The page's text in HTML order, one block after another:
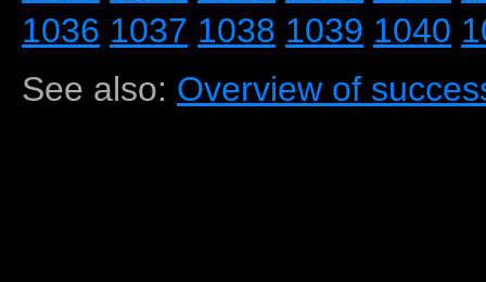
1036 1037 1038 1039 1040
See also: Overview of